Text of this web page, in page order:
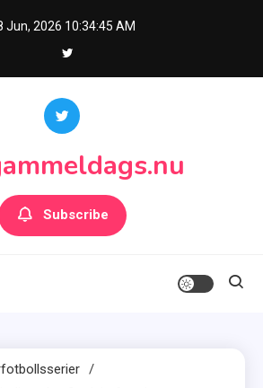
Jun, 2026 10:34:46 AM
Subscribe